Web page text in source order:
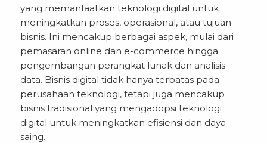
yang memanfaatkan teknologi digital untuk
meningkatkan proses, operasional, atau tujuan
bisnis. Ini mencakup berbagai aspek, mulai dari
pemasaran online dan e-commerce hingga
pengembangan perangkat lunak dan analisis
data. Bisnis digital tidak hanya terbatas pada
perusahaan teknologi, tetapi juga mencakup
bisnis tradisional yang mengadopsi teknologi
digital untuk meningkatkan efisiensi dan daya
saing.